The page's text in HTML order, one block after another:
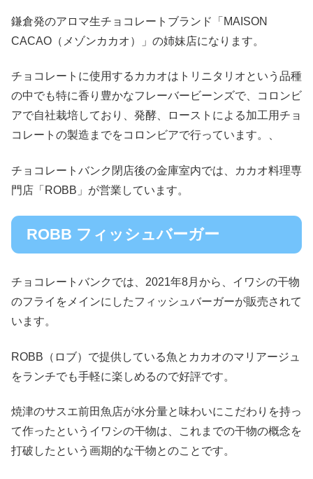
鎌倉発のアロマ生チョコレートブランド「MAISON
CACAO（メゾンカカオ）」の姉妹店になります。
チョコレートに使用するカカオはトリニタリオという品種
の中でも特に香り豊かなフレーバービーンズで、コロンビ
アで自社栽培しており、発酵、ローストによる加工用チョ
コレートの製造までをコロンビアで行っています。、
チョコレートバンク閉店後の金庫室内では、カカオ料理専
門店「ROBB」が営業しています。
ROBB フィッシュバーガー
チョコレートバンクでは、2021年8月から、イワシの干物
のフライをメインにしたフィッシュバーガーが販売されて
います。
ROBB（ロブ）で提供している魚とカカオのマリアージュ
をランチでも手軽に楽しめるので好評です。
焼津のサスエ前田魚店が水分量と味わいにこだわりを持っ
て作ったというイワシの干物は、これまでの干物の概念を
打破したという画期的な干物とのことです。